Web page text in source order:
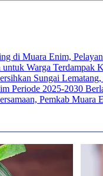
di Muara Enim,
Warga Terdampak
Sungai
Periode 2025-2030
Pemkab